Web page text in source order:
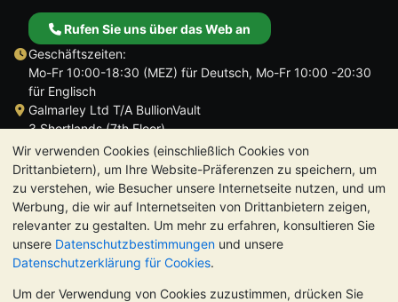
Wir verwenden Cookies (einschließlich Cookies von
Drittanbietern), um Ihre Website-Präferenzen zu speichern, um
zu verstehen, wie Besucher unsere Internetseite nutzen, und um
Werbung, die wir auf Internetseiten von Drittanbietern zeigen,
relevanter zu gestalten. Um mehr zu erfahren, konsultieren Sie
unsere Datenschutzbestimmungen und unsere
Datenschutzerklärung für Cookies.
Um der Verwendung von Cookies zuzustimmen, drücken Sie
Rufen Sie uns über das Web an
Geschäftszeiten:
Mo-Fr 10:00-18:30 (MEZ) für Deutsch, Mo-Fr 10:00 -20:30
für Englisch
Galmarley Ltd T/A BullionVault
3 Shortlands (7th Floor)
Hammersmith
London
W6 8DA
Großbritannien
TrustScore 4.8 | 726 Bewertungen